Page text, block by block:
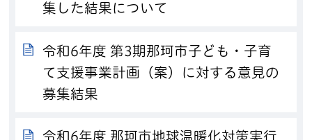
集した結果について
令和6年度 第3期那珂市子ども・子育
て支援事業計画（案）に対する意見の
募集結果
令和6年度 那珂市地球温暖化対策実行